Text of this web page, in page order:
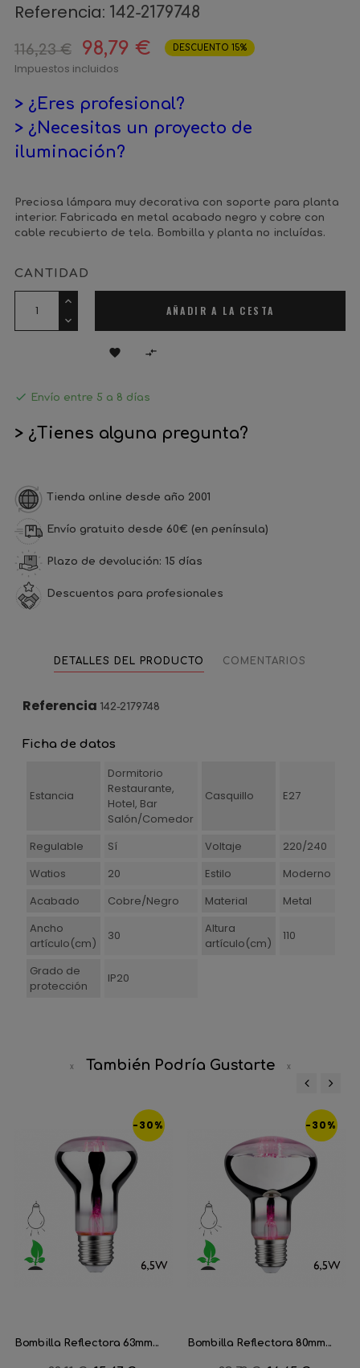
Referencia: 142-2179748
116,23 € 98,79 € DESCUENTO 15%
Impuestos incluidos
> ¿Eres profesional?
> ¿Necesitas un proyecto de
iluminación?
Preciosa lámpara muy decorativa con soporte para planta
interior. Fabricada en metal acabado negro y cobre con
cable recubierto de tela. Bombilla y planta no incluídas.
CANTIDAD
AÑADIR A LA CESTA
 
 Envío entre 5 a 8 días
> ¿Tienes alguna pregunta?
Tienda online desde año 2001
Envío gratuito desde 60€ (en península)
Plazo de devolución: 15 días
Descuentos para profesionales
DETALLES DEL PRODUCTO COMENTARIOS
Referencia 142-2179748
Ficha de datos
Estancia
Dormitorio
Restaurante,
Hotel, Bar
Salón/Comedor
Casquillo E27
Regulable Sí Voltaje
220/240
Watios
20 Estilo
Moderno
Acabado
Cobre/Negro Material
Metal
Ancho
artículo(cm)
30
Altura
artículo(cm)
110
Grado de
protección
IP20
También Podría Gustarte
-30%
Bombilla Reflectora 63mm...
-30%
Bombilla Reflectora 80mm...